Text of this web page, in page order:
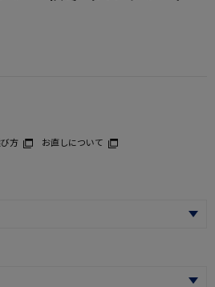
方 お直しについて